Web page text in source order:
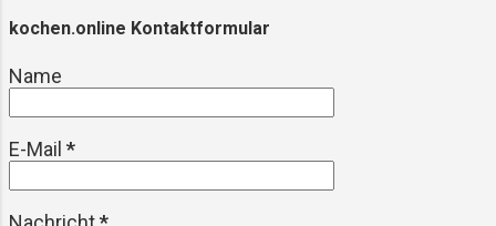
wanderte das Messer auf den
kochen.online Kontaktformular
Name
E-Mail *